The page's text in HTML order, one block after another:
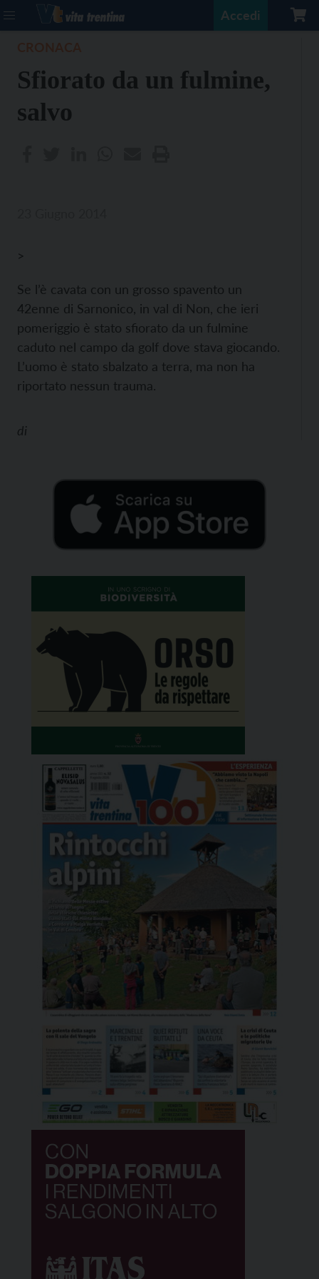
Accedi
Sfiorato da un fulmine,
salvo
>
Se l’è cavata con un grosso spavento un
42enne di Sarnonico, in val di Non, che ieri
pomeriggio è stato sfiorato da un fulmine
caduto nel campo da golf dove stava giocando.
L’uomo è stato sbalzato a terra, ma non ha
riportato nessun trauma.
di